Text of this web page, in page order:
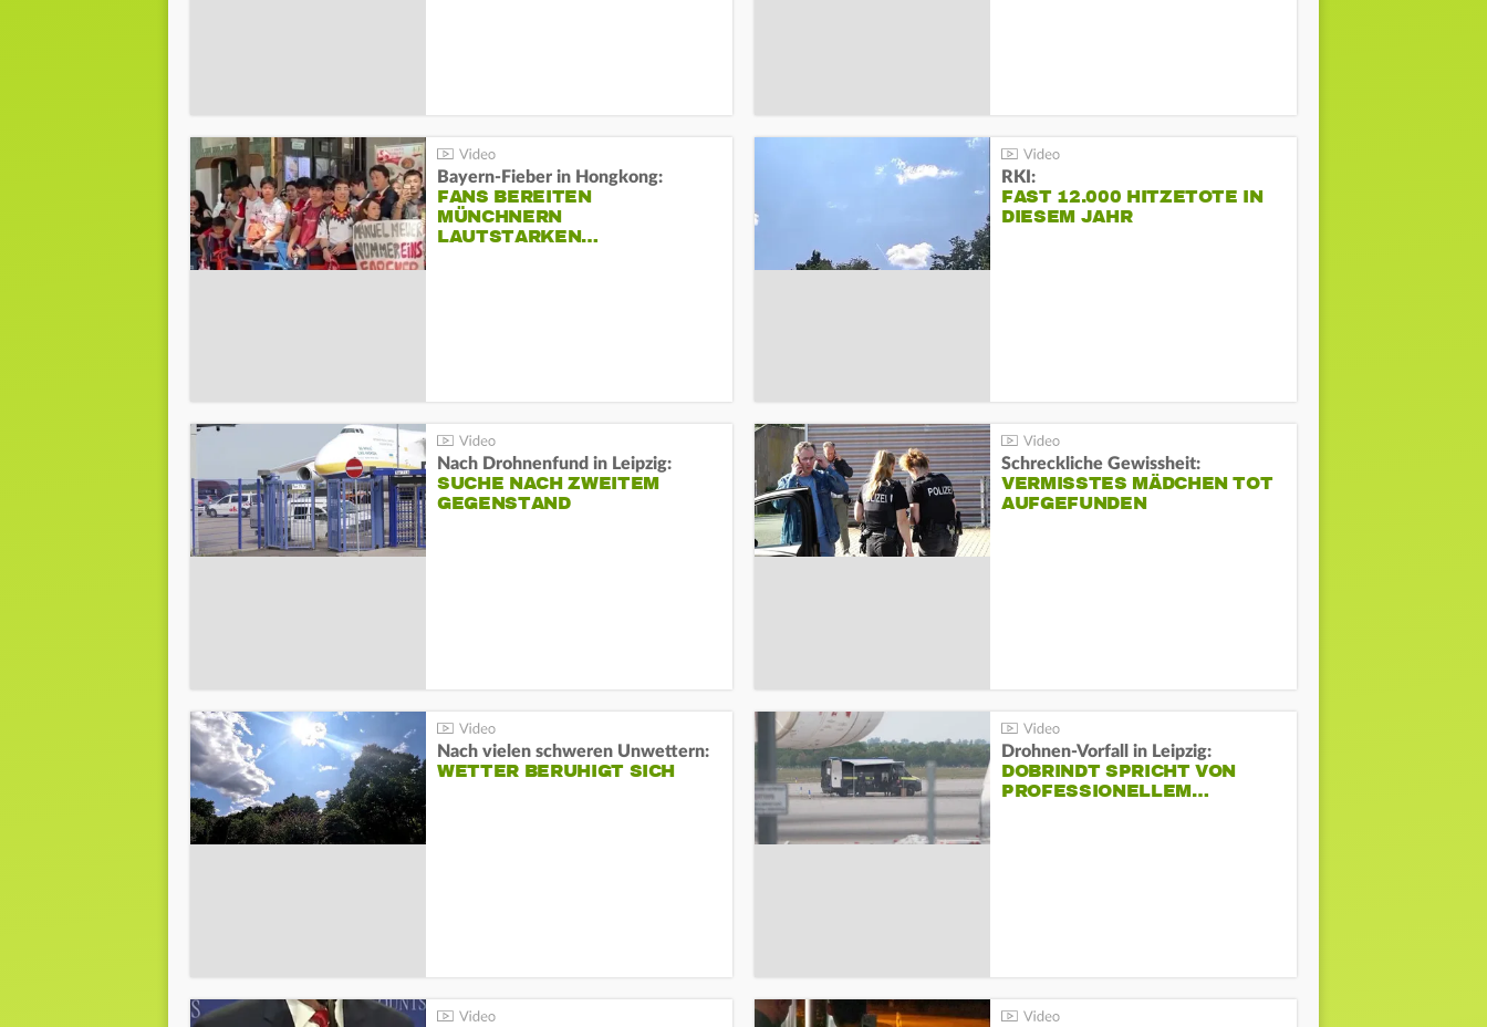
Bayern-Fieber in Hongkong:
FANS BEREITEN
MÜNCHNERN
LAUTSTARKEN…
RKI:
FAST 12.000 HITZETOTE IN
DIESEM JAHR
Nach Drohnenfund in Leipzig:
SUCHE NACH ZWEITEM
GEGENSTAND
Schreckliche Gewissheit:
VERMISSTES MÄDCHEN TOT
AUFGEFUNDEN
Nach vielen schweren Unwettern:
WETTER BERUHIGT SICH
Drohnen-Vorfall in Leipzig:
DOBRINDT SPRICHT VON
PROFESSIONELLEM…